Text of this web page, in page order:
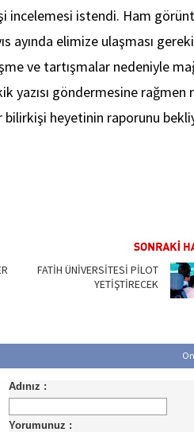
incelemesi istendi. Ham
ayında elimize ulaşması
ve tartışmalar nedeniyle
yazısı göndermesine rağmen
bilirkişi heyetinin raporunu
FATİH ÜNİVERSİTESİ PİLOT
YETİŞTİRECEK